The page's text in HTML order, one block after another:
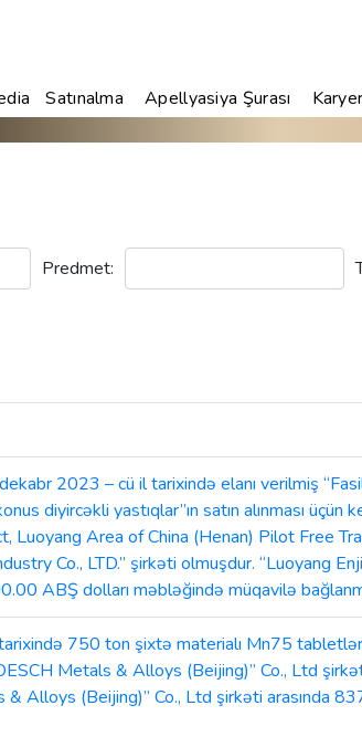
Satınalma Apellyasiya Şurası
Predmet:
2023 – cü il tarixində elanı verilmiş
diyircəkli yastıqlar”ın satın alınması
Luoyang Area of China (Henan) Pilot Free
Co., LTD.” şirkəti olmuşdur. “Luoyang
ABŞ dolları məbləğində müqavilə
750 ton şixtə materialı Mn75
Metals & Alloys (Beijing)” Co., Ltd
& Alloys (Beijing)” Co., Ltd şirkəti arasında